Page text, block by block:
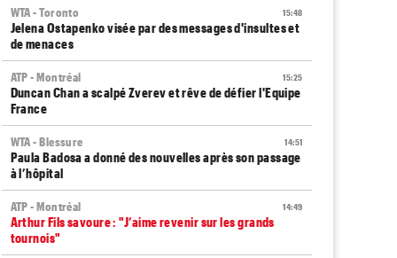
15:48
WTA - Toronto
Jelena Ostapenko visée par des messages d'insultes et
de menaces
15:25
ATP - Montréal
Duncan Chan a scalpé Zverev et rêve de défier l'Equipe
France
14:51
WTA - Blessure
Paula Badosa a donné des nouvelles après son passage
à l’hôpital
14:49
ATP - Montréal
Arthur Fils savoure : "J’aime revenir sur les grands
tournois"